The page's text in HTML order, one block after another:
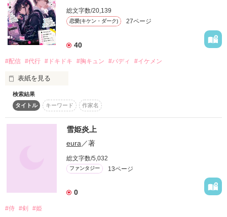
ステータス
作品の長さ
コンテスト
スターツ出版小説投稿サイト合同企画「1話からの長編大
賞」ベリーズカフェ会場
動画あり
礼儀正しいバーテンダー
美しい常連客。
そんな 素敵な世界を、ぶっ壊す野郎が現れた。
「…………。」
総文字数/20,139
恋愛(キケン・ダーク) 27ページ
40
#配信 #代行 #ドキドキ #胸キュン #バディ #イケメン
表紙を見る
――人に嫌われるのが、怖かった。
空気を読んで、笑って、頷いて。
誰にも嫌われないように、“普通のいい子”を演じてきた。
画面の向こうでは、簡単に誰かが悪質なコメントを残してい
く。
『消えろ』
検索結果
タイトル
キーワード 作家名
雪姫炎上
eura ／著
総文字数/5,032
ファンタジー 13ページ
0
#侍 #剣 #姫